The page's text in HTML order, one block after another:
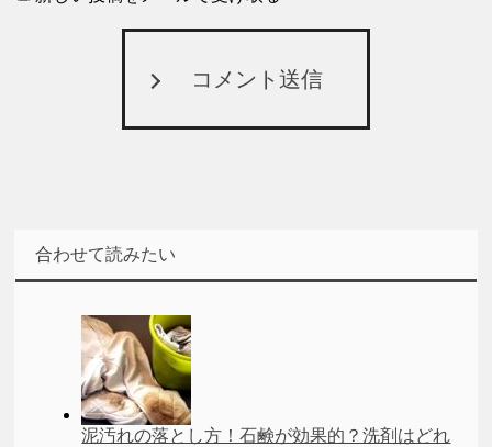
コメント送信
合わせて読みたい
泥汚れの落とし方！石鹸が効果的？洗剤はどれ